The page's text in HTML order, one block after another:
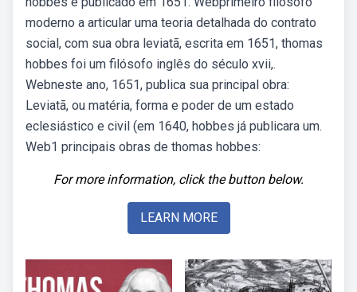
moderno a articular uma teoria detalhada do contrato
social, com sua obra leviatã, escrita em 1651, thomas
hobbes foi um filósofo inglês do século xvii,.
Webneste ano, 1651, publica sua principal obra:
Leviatã, ou matéria, forma e poder de um estado
eclesiástico e civil (em 1640, hobbes já publicara um.
Web1 principais obras de thomas hobbes:
For more information, click the button below.
LEARN MORE